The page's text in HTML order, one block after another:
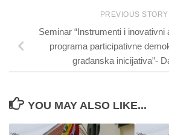
PREVIOUS STORY
Seminar “Instrumenti i inovativni
programa participativne
građanska inicijativa”-
YOU MAY ALSO LIKE...